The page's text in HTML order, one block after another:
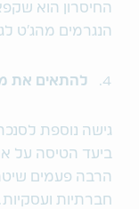
החיסרון הוא
הנגרמים מהג׳ט
להתאים את
גישה נוספת
ביעד הטיסה על
הרבה פעמים
חברתיות ועסקיות.